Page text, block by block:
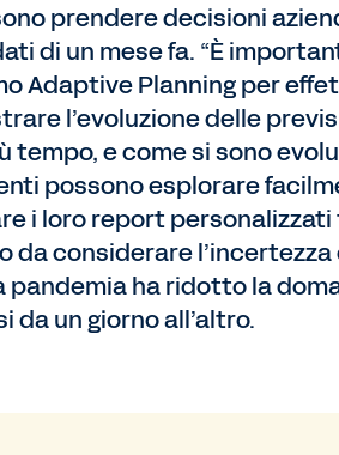
prendere decisioni
di un mese fa. “È
Adaptive Planning per
l’evoluzione delle
tempo, e come si sono
possono esplorare
i loro report
da considerare
pandemia ha ridotto la
un giorno all’altro.